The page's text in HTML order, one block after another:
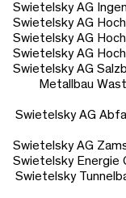
Swietelsky AG
Swietelsky AG
Swietelsky AG
Swietelsky AG
Swietelsky AG
Metallbau
Swietelsky AG
Swietelsky AG
Swietelsky Energie
Swietelsky